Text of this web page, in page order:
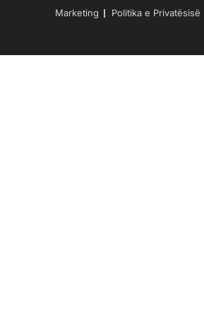
Marketing Politika e Privatësisë